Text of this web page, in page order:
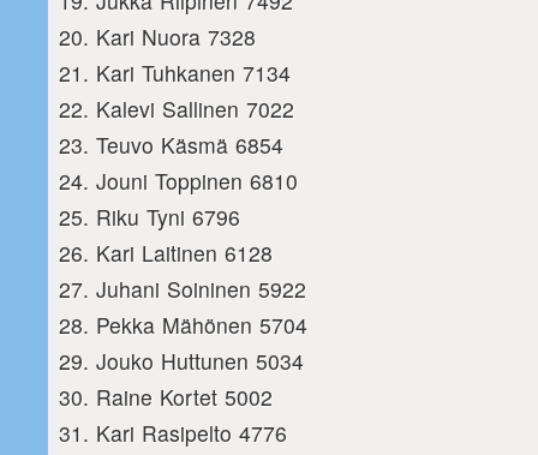
Kari Nuora 7328
Kari Tuhkanen 7134
Kalevi Sallinen 7022
Teuvo Käsmä 6854
Jouni Toppinen 6810
Riku Tyni 6796
Kari Laitinen 6128
Juhani Soininen 5922
Pekka Mähönen 5704
Jouko Huttunen 5034
Raine Kortet 5002
Kari Rasipelto 4776